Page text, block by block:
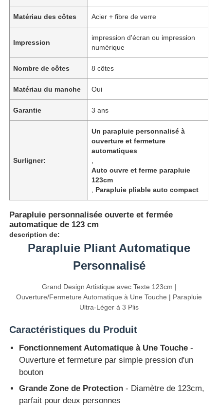
A propos de nous
Visite d'usine
Contrôle de la qualité
Matériau des côtes Acier + fibre de verre
Impression
impression d'écran ou impression
numérique
Nombre de côtes 8 côtes
Matériau du manche Oui
Garantie 3 ans
Surligner:
Un parapluie personnalisé à
ouverture et fermeture
automatiques
Auto ouvre et ferme parapluie
123cm
Parapluie pliable auto compact
Parapluie personnalisée ouverte et fermée
automatique de 123 cm
description de:
Parapluie Pliant Automatique
Personnalisé
Grand Design Artistique avec Texte 123cm |
Ouverture/Fermeture Automatique à Une Touche | Parapluie
Ultra-Léger à 3 Plis
Caractéristiques du Produit
Fonctionnement Automatique à Une Touche -
Ouverture et fermeture par simple pression d'un
bouton
Grande Zone de Protection - Diamètre de 123cm,
parfait pour deux personnes